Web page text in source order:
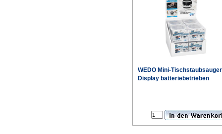
WEDO Mini-
Display batteriebetrieben